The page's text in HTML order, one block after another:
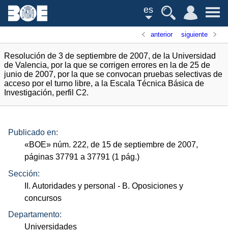
es
anterior siguiente
Resolución de 3 de septiembre de 2007, de la Universidad
de Valencia, por la que se corrigen errores en la de 25 de
junio de 2007, por la que se convocan pruebas selectivas de
acceso por el turno libre, a la Escala Técnica Básica de
Investigación, perfil C2.
Publicado en:
«BOE» núm. 222, de 15 de septiembre de 2007,
páginas 37791 a 37791 (1 pág.)
Sección:
II. Autoridades y personal - B. Oposiciones y
concursos
Departamento:
Universidades